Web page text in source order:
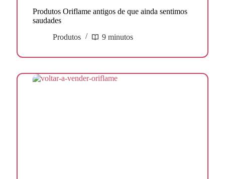
Produtos Oriflame antigos de que ainda sentimos
saudades
Produtos
9 minutos